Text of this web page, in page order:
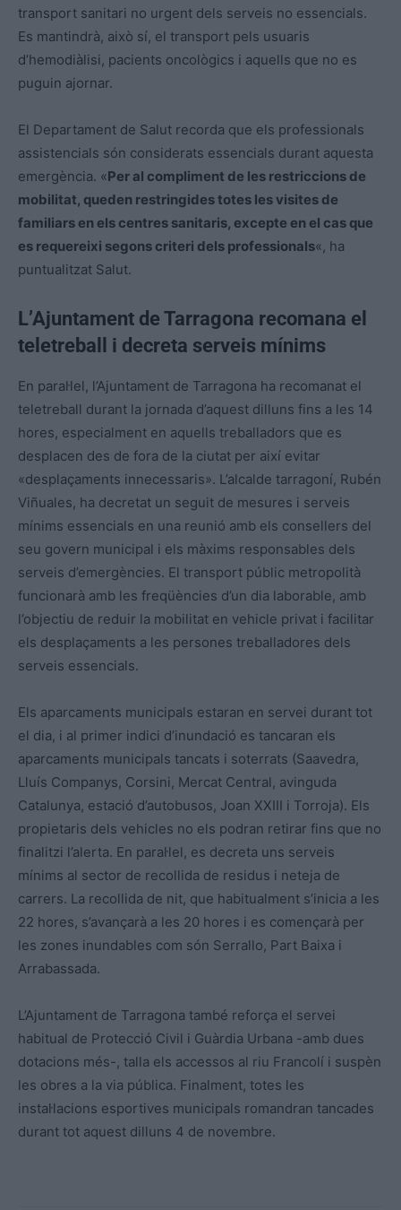
transport sanitari no urgent dels serveis no essencials.
Es mantindrà, això sí, el transport pels usuaris
d’hemodiàlisi, pacients oncològics i aquells que no es
puguin ajornar.
El Departament de Salut recorda que els professionals
assistencials són considerats essencials durant aquesta
emergència. «Per al compliment de les restriccions de
mobilitat, queden restringides totes les visites de
familiars en els centres sanitaris, excepte en el cas que
es requereixi segons criteri dels professionals«, ha
puntualitzat Salut.
L’Ajuntament de Tarragona recomana el
teletreball i decreta serveis mínims
En paral·lel, l’Ajuntament de Tarragona ha recomanat el
teletreball durant la jornada d’aquest dilluns fins a les 14
hores, especialment en aquells treballadors que es
desplacen des de fora de la ciutat per així evitar
«desplaçaments innecessaris». L’alcalde tarragoní, Rubén
Viñuales, ha decretat un seguit de mesures i serveis
mínims essencials en una reunió amb els consellers del
seu govern municipal i els màxims responsables dels
serveis d’emergències. El transport públic metropolità
funcionarà amb les freqüències d’un dia laborable, amb
l’objectiu de reduir la mobilitat en vehicle privat i facilitar
els desplaçaments a les persones treballadores dels
serveis essencials.
Els aparcaments municipals estaran en servei durant tot
el dia, i al primer indici d’inundació es tancaran els
aparcaments municipals tancats i soterrats (Saavedra,
Lluís Companys, Corsini, Mercat Central, avinguda
Catalunya, estació d’autobusos, Joan XXIII i Torroja). Els
propietaris dels vehicles no els podran retirar fins que no
finalitzi l’alerta. En paral·lel, es decreta uns serveis
mínims al sector de recollida de residus i neteja de
carrers. La recollida de nit, que habitualment s’inicia a les
22 hores, s’avançarà a les 20 hores i es començarà per
les zones inundables com són Serrallo, Part Baixa i
Arrabassada.
L’Ajuntament de Tarragona també reforça el servei
habitual de Protecció Civil i Guàrdia Urbana -amb dues
dotacions més-, talla els accessos al riu Francolí i suspèn
les obres a la via pública. Finalment, totes les
instal·lacions esportives municipals romandran tancades
durant tot aquest dilluns 4 de novembre.